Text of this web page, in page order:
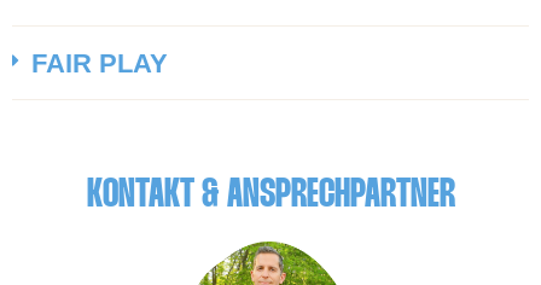
FAIR PLAY
KONTAKT & ANSPRECHPARTNER